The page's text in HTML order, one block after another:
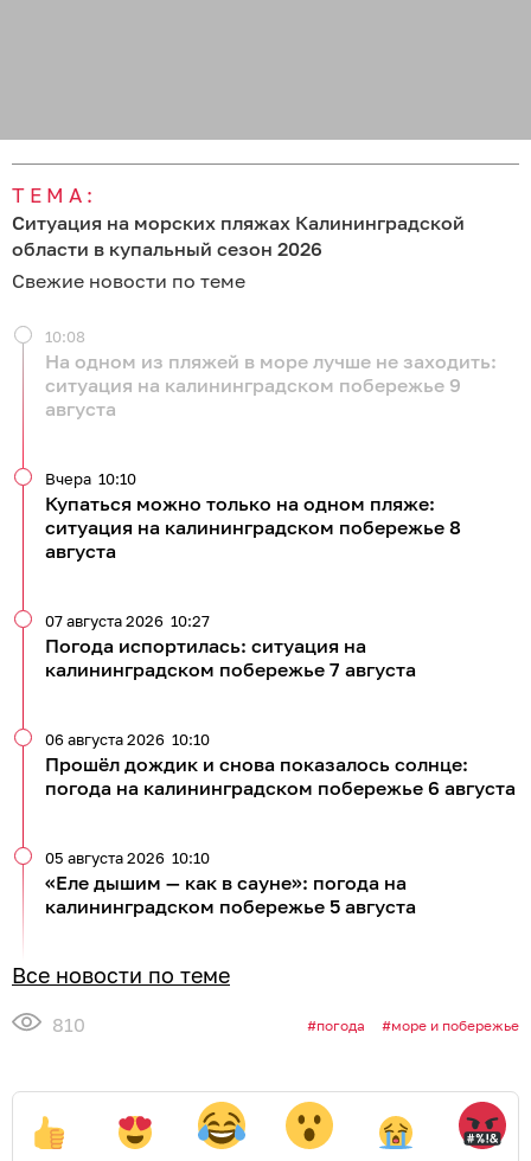
ТЕМА:
Ситуация на морских пляжах Калининградской
области в купальный сезон 2026
Свежие новости по теме
На одном из пляжей в море лучше не заходить:
ситуация на калининградском побережье 9
августа
10:08
Купаться можно только на одном пляже:
ситуация на калининградском побережье 8
августа
Вчера 10:10
Погода испортилась: ситуация на
калининградском побережье 7 августа
07 августа 2026 10:27
Прошёл дождик и снова показалось солнце:
погода на калининградском побережье 6 августа
06 августа 2026 10:10
«Еле дышим — как в сауне»: погода на
калининградском побережье 5 августа
05 августа 2026 10:10
Все новости по теме
810 погода море и побережье